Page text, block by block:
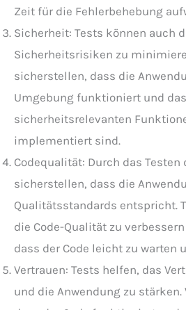
Zeit für die Fehlerbehebung
Sicherheit: Tests können auch
Sicherheitsrisiken zu
sicherstellen, dass die
Umgebung funktioniert und
sicherheitsrelevanten
implementiert sind.
Codequalität: Durch das Testen
sicherstellen, dass die
Qualitätsstandards entspricht.
die Code-Qualität zu
dass der Code leicht zu warten
Vertrauen: Tests helfen, das
und die Anwendung zu